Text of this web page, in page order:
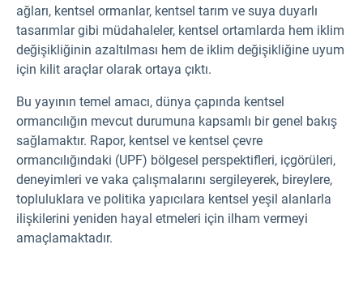
ağları, kentsel ormanlar, kentsel tarım ve suya duyarlı
tasarımlar gibi müdahaleler, kentsel ortamlarda hem iklim
değişikliğinin azaltılması hem de iklim değişikliğine uyum
için kilit araçlar olarak ortaya çıktı.
Bu yayının temel amacı, dünya çapında kentsel
ormancılığın mevcut durumuna kapsamlı bir genel bakış
sağlamaktır. Rapor, kentsel ve kentsel çevre
ormancılığındaki (UPF) bölgesel perspektifleri, içgörüleri,
deneyimleri ve vaka çalışmalarını sergileyerek, bireylere,
topluluklara ve politika yapıcılara kentsel yeşil alanlarla
ilişkilerini yeniden hayal etmeleri için ilham vermeyi
amaçlamaktadır.